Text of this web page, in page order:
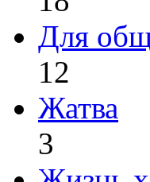
Для
12
Жатва
3